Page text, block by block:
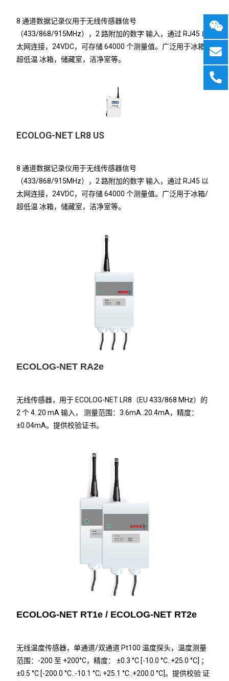
8 通道数据记录仪用于无线传感器信号
（433/868/915MHz），2 路附加的数字 输入，通过 RJ45 以
太网连接，24VDC，可存储 64000 个测量值。广泛用于冰箱/
超低温 冰箱，储藏室，洁净室等。
ECOLOG-NET LR8 US
8 通道数据记录仪用于无线传感器信号
（433/868/915MHz），2 路附加的数字 输入，通过 RJ45 以
太网连接，24VDC，可存储 64000 个测量值。广泛用于冰箱/
超低温 冰箱，储藏室，洁净室等。
ECOLOG-NET RA2e
无线传感器，用于 ECOLOG-NET LR8（EU 433/868 MHz）的
2 个 4..20 mA 输入， 测量范围：3.6mA..20.4mA，精度：
±0.04mA。提供校验证书。
ECOLOG-NET RT1e / ECOLOG-NET RT2e
无线温度传感器，单通道/双通道 Pt100 温度探头，温度测量
范围：-200 至 +200°C，精度： ±0.3 °C [-10.0 °C..+25.0 °C] ；
±0.5 °C [-200.0 °C..-10.1 °C; +25.1 °C..+200.0 °C]。提供校验 证